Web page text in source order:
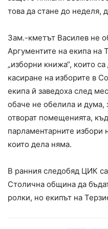
това да стане до неделя,
Зам.-кметът Василев не
Аргументите на екипа на
„изборни книжа“, които
касиране на изборите в
екипа й заведоха след
обаче не обелила и
отворат помещенията,
парламентарните избори
които дела няма.
В ранния следобяд ЦИК
Столична община да
ролки, но екипът на